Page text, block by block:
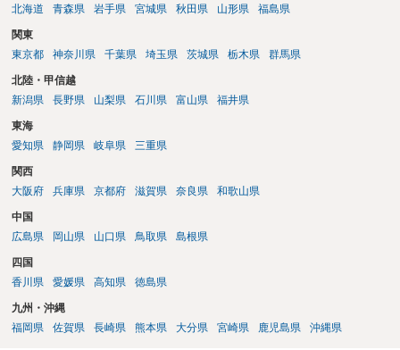
北海道
青森県 岩手県 宮城県 秋田県 山形県 福島県
関東
東京都
神奈川県 千葉県 埼玉県 茨城県 栃木県 群馬県
北陸・甲信越
新潟県
長野県 山梨県 石川県 富山県 福井県
東海
愛知県
静岡県 岐阜県 三重県
関西
大阪府
兵庫県 京都府 滋賀県 奈良県 和歌山県
中国
広島県
岡山県 山口県 鳥取県 島根県
四国
香川県
愛媛県 高知県 徳島県
九州・沖縄
福岡県
佐賀県 長崎県 熊本県 大分県 宮崎県 鹿児島県 沖縄県